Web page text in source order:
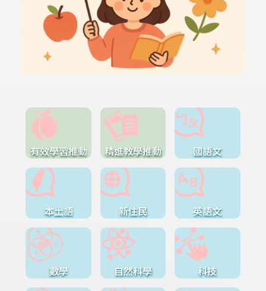
有效學習推動 精進教學推動 國語文
本土語 新住民 英語文
數學 自然科學 科技